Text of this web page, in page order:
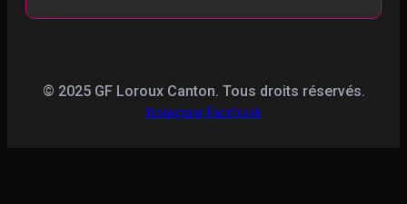
© 2025 GF Loroux Canton. Tous droits réservés.
Instagram Facebook